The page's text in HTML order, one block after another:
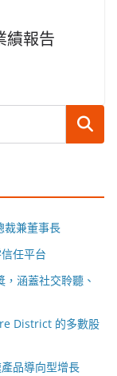
績報告
搜尋
裁兼董事長
任平台
涵蓋社交聆聽、
District 的多數股
品導向型增長